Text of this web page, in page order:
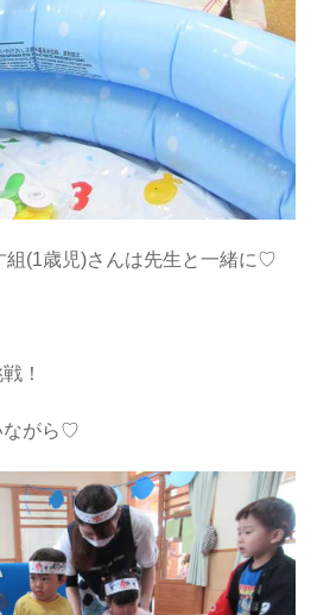
組(1歳児)さんは先生と一緒に♡
！
ながら♡